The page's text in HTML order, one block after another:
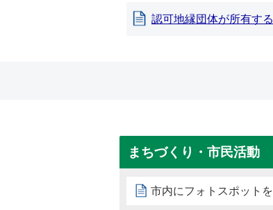
認可地縁団体が所有す
まちづくり・市民活動
市内にフォトスポット